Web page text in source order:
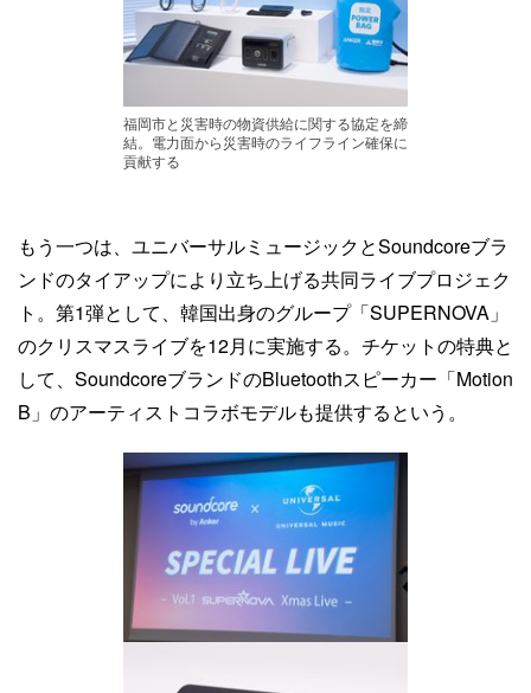
福岡市と災害時の物資供給に関する協定を締
結。電力面から災害時のライフライン確保に
貢献する
もう一つは、ユニバーサルミュージックとSoundcoreブラ
ンドのタイアップにより立ち上げる共同ライブプロジェク
ト。第1弾として、韓国出身のグループ「SUPERNOVA」
のクリスマスライブを12月に実施する。チケットの特典と
して、SoundcoreブランドのBluetoothスピーカー「Motion
B」のアーティストコラボモデルも提供するという。